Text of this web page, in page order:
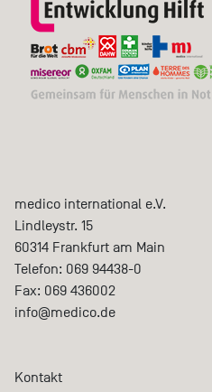
medico international e.V.
Lindleystr. 15
60314 Frankfurt am Main
Telefon: 069 94438-0
Fax: 069 436002
info@medico.de
Kontakt